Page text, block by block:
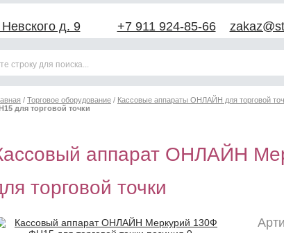
д. 9 +7 911 924-85-66
/ Торговое оборудование / Кассовые аппараты ОНЛАЙН для торговой
для торговой точки
аппарат ОНЛАЙН
торговой точки